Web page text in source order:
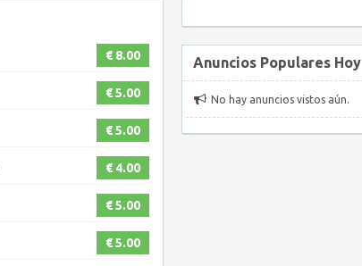
€ 8.00
€ 5.00
€ 5.00
€ 4.00
€ 5.00
€ 5.00
Anuncios Populares Hoy
No hay anuncios vistos aún.